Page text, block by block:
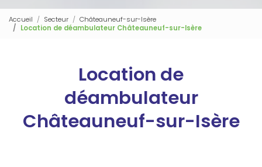
Accueil Secteur
Châteauneuf-sur-Isère
Location de déambulateur Châteauneuf-sur-Isère
Location de
déambulateur
Châteauneuf-sur-Isère